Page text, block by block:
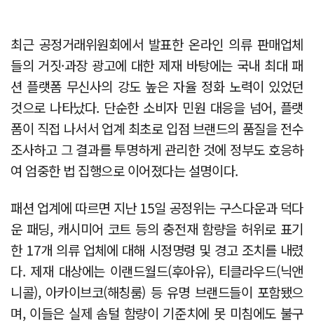
최근 공정거래위원회에서 발표한 온라인 의류 판매업체
들의 거짓·과장 광고에 대한 제재 바탕에는 국내 최대 패
션 플랫폼 무신사의 강도 높은 자율 정화 노력이 있었던
것으로 나타났다. 단순한 소비자 민원 대응을 넘어, 플랫
폼이 직접 나서서 업계 최초로 입점 브랜드의 품질을 전수
조사하고 그 결과를 투명하게 관리한 것에 정부도 호응하
여 엄중한 법 집행으로 이어졌다는 설명이다.
패션 업계에 따르면 지난 15일 공정위는 구스다운과 덕다
운 패딩, 캐시미어 코트 등의 충전재 함량을 허위로 표기
한 17개 의류 업체에 대해 시정명령 및 경고 조치를 내렸
다. 제재 대상에는 이랜드월드(후아유), 티클라우드(닉앤
니콜), 아카이브코(해칭룸) 등 유명 브랜드들이 포함됐으
며, 이들은 실제 솜털 함량이 기준치에 못 미침에도 불구